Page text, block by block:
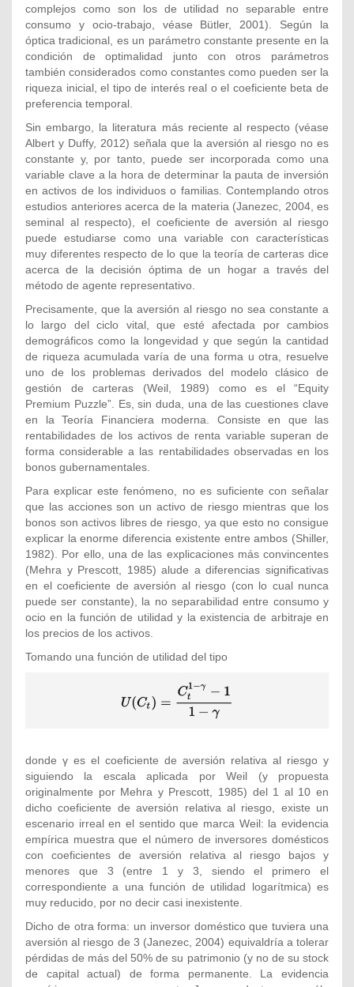
complejos como son los de utilidad no separable entre
consumo y ocio-trabajo, véase Bütler, 2001). Según la
óptica tradicional, es un parámetro constante presente en la
condición de optimalidad junto con otros parámetros
también considerados como constantes como pueden ser la
riqueza inicial, el tipo de interés real o el coeficiente beta de
preferencia temporal.
Sin embargo, la literatura más reciente al respecto (véase
Albert y Duffy, 2012) señala que la aversión al riesgo no es
constante y, por tanto, puede ser incorporada como una
variable clave a la hora de determinar la pauta de inversión
en activos de los individuos o familias. Contemplando otros
estudios anteriores acerca de la materia (Janezec, 2004, es
seminal al respecto), el coeficiente de aversión al riesgo
puede estudiarse como una variable con características
muy diferentes respecto de lo que la teoría de carteras dice
acerca de la decisión óptima de un hogar a través del
método de agente representativo.
Precisamente, que la aversión al riesgo no sea constante a
lo largo del ciclo vital, que esté afectada por cambios
demográficos como la longevidad y que según la cantidad
de riqueza acumulada varía de una forma u otra, resuelve
uno de los problemas derivados del modelo clásico de
gestión de carteras (Weil, 1989) como es el “Equity
Premium Puzzle”. Es, sin duda, una de las cuestiones clave
en la Teoría Financiera moderna. Consiste en que las
rentabilidades de los activos de renta variable superan de
forma considerable a las rentabilidades observadas en los
bonos gubernamentales.
Para explicar este fenómeno, no es suficiente con señalar
que las acciones son un activo de riesgo mientras que los
bonos son activos libres de riesgo, ya que esto no consigue
explicar la enorme diferencia existente entre ambos (Shiller,
1982). Por ello, una de las explicaciones más convincentes
(Mehra y Prescott, 1985) alude a diferencias significativas
en el coeficiente de aversión al riesgo (con lo cual nunca
puede ser constante), la no separabilidad entre consumo y
ocio en la función de utilidad y la existencia de arbitraje en
los precios de los activos.
Tomando una función de utilidad del tipo
{\displaystyle
U({C}_{t})=
{1-\gamma
}}}
donde γ es el coeficiente de aversión relativa al riesgo y
siguiendo la escala aplicada por Weil (y propuesta
originalmente por Mehra y Prescott, 1985) del 1 al 10 en
dicho coeficiente de aversión relativa al riesgo, existe un
escenario irreal en el sentido que marca Weil: la evidencia
empírica muestra que el número de inversores domésticos
con coeficientes de aversión relativa al riesgo bajos y
menores que 3 (entre 1 y 3, siendo el primero el
correspondiente a una función de utilidad logarítmica) es
muy reducido, por no decir casi inexistente.
Dicho de otra forma: un inversor doméstico que tuviera una
aversión al riesgo de 3 (Janezec, 2004) equivaldría a tolerar
pérdidas de más del 50% de su patrimonio (y no de su stock
de capital actual) de forma permanente. La evidencia